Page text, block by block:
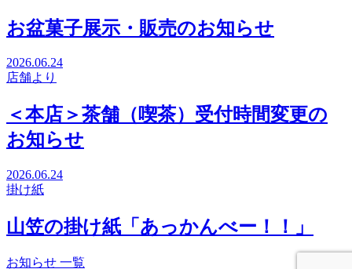
お盆菓子展示・販売のお知らせ
2026.06.24
店舗より
＜本店＞茶舗（喫茶）受付時間変更の
お知らせ
2026.06.24
掛け紙
山笠の掛け紙「あっかんべー！！」
お知らせ 一覧